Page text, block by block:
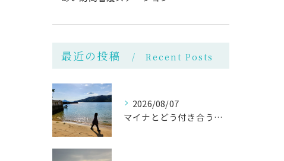
最近の投稿 Recent Posts
2026/08/07
マイナとどう付き合うか？